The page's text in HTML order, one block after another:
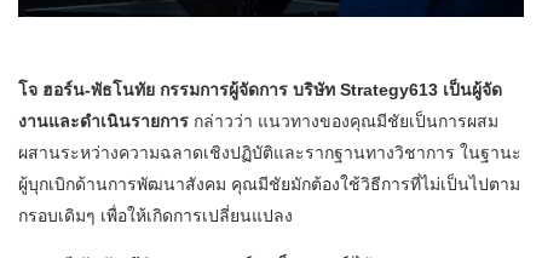
โจ ฮอร์น-พัธโนทัย กรรมการผู้จัดการ บริษัท Strategy613 เป็นผู้จัด
งานและดำเนินรายการ กล่าวว่า แนวทางของคุณมีชัยเป็นการผสม
ผสานระหว่างความฉลาดเชิงปฏิบัติและรากฐานทางวิชาการ ในฐานะ
ผู้บุกเบิกด้านการพัฒนาสังคม คุณมีชัยมักต้องใช้วิธีการที่ไม่เป็นไปตาม
กรอบเดิมๆ เพื่อให้เกิดการเปลี่ยนแปลง